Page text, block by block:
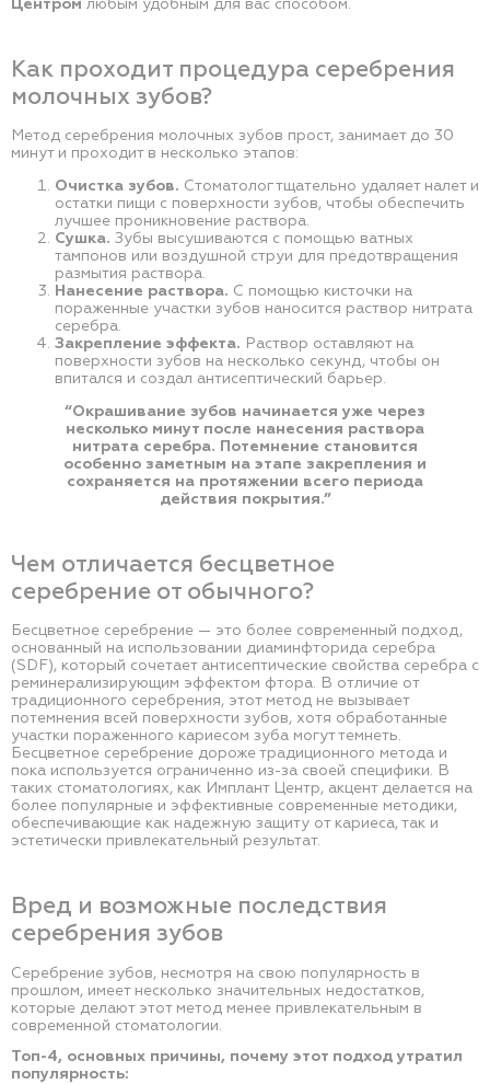
Как проходит процедура серебрения
молочных зубов?
Метод серебрения молочных зубов прост, занимает до 30
минут и проходит в несколько этапов:
Очистка зубов. Стоматолог тщательно удаляет налет и
остатки пищи с поверхности зубов, чтобы обеспечить
лучшее проникновение раствора.
Сушка. Зубы высушиваются с помощью ватных
тампонов или воздушной струи для предотвращения
размытия раствора.
Нанесение раствора. С помощью кисточки на
пораженные участки зубов наносится раствор нитрата
серебра.
Закрепление эффекта. Раствор оставляют на
поверхности зубов на несколько секунд, чтобы он
впитался и создал антисептический барьер.
“Окрашивание зубов начинается уже через
несколько минут после нанесения раствора
нитрата серебра. Потемнение становится
особенно заметным на этапе закрепления и
сохраняется на протяжении всего периода
действия покрытия.”
Чем отличается бесцветное
серебрение от обычного?
Бесцветное серебрение — это более современный подход,
основанный на использовании диаминфторида серебра
(SDF), который сочетает антисептические свойства серебра с
реминерализирующим эффектом фтора. В отличие от
традиционного серебрения, этот метод не вызывает
потемнения всей поверхности зубов, хотя обработанные
участки пораженного кариесом зуба могут темнеть.
Бесцветное серебрение дороже традиционного метода и
пока используется ограниченно из-за своей специфики. В
таких стоматологиях, как Имплант Центр, акцент делается на
более популярные и эффективные современные методики,
обеспечивающие как надежную защиту от кариеса, так и
эстетически привлекательный результат.
Вред и возможные последствия
серебрения зубов
Серебрение зубов, несмотря на свою популярность в
прошлом, имеет несколько значительных недостатков,
которые делают этот метод менее привлекательным в
современной стоматологии.
Топ-4, основных причины, почему этот подход утратил
популярность: